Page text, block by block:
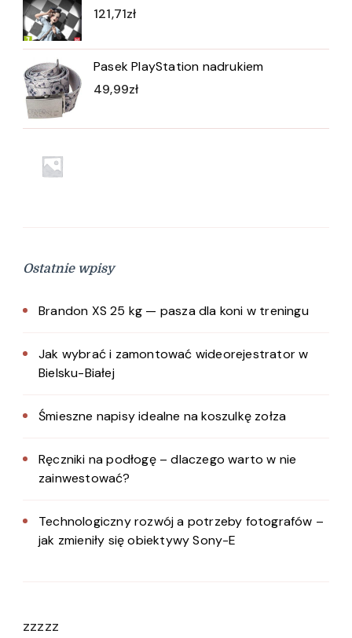
121,71zł
Pasek PlayStation nadrukiem
49,99zł
Ostatnie wpisy
Brandon XS 25 kg — pasza dla koni w treningu
Jak wybrać i zamontować wideorejestrator w
Bielsku-Białej
Śmieszne napisy idealne na koszulkę zołza
Ręczniki na podłogę – dlaczego warto w nie
zainwestować?
Technologiczny rozwój a potrzeby fotografów –
jak zmieniły się obiektywy Sony-E
zzzzz